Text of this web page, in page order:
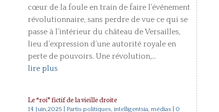
cœur de la foule en train de faire l’événement
révolutionnaire, sans perdre de vue ce qui se
passe à l’intérieur du château de Versailles,
lieu d’expression d’une autorité royale en
perte de pouvoirs. Une révolution,...
lire plus
Le “roi” fictif de la vieille droite
14 Juin,2025 Partis politiques, intelligentsia, médias| 0